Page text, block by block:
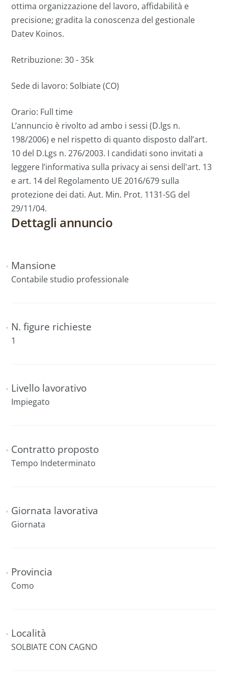
ottima organizzazione del lavoro, affidabilità e
precisione; gradita la conoscenza del gestionale
Datev Koinos.
Retribuzione: 30 - 35k
Sede di lavoro: Solbiate (CO)
Orario: Full time
L’annuncio è rivolto ad ambo i sessi (D.lgs n.
198/2006) e nel rispetto di quanto disposto dall’art.
10 del D.Lgs n. 276/2003. I candidati sono invitati a
leggere l’informativa sulla privacy ai sensi dell'art. 13
e art. 14 del Regolamento UE 2016/679 sulla
protezione dei dati. Aut. Min. Prot. 1131-SG del
29/11/04.
Dettagli annuncio
Mansione
Contabile studio professionale
N. figure richieste
1
Livello lavorativo
Impiegato
Contratto proposto
Tempo Indeterminato
Giornata lavorativa
Giornata
Provincia
Como
Località
SOLBIATE CON CAGNO